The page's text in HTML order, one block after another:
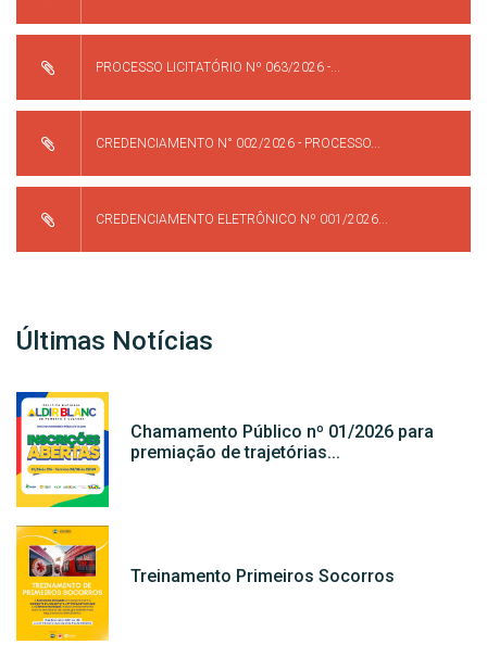
PROCESSO LICITATÓRIO Nº 063/2026 -...
CREDENCIAMENTO N° 002/2026 - PROCESSO...
CREDENCIAMENTO ELETRÔNICO Nº 001/2026...
Últimas Notícias
Chamamento Público nº 01/2026 para
premiação de trajetórias...
Treinamento Primeiros Socorros